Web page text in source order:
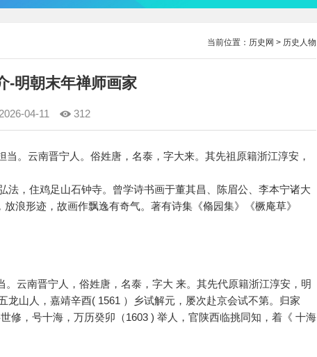
当前位置： 历史网 > 历史人物
-明朝末年禅师画家
2026-04-11 312
当。云南晋宁人。俗姓唐，名泰，字大来。其先祖原籍浙江淳安，
法，住鸡足山石钟寺。曾学诗书画于董其昌、陈眉公、李本宁诸大
浪形迹，故画作飘逸有奇气。著有诗集《翛园集》《橛庵草》
云南晋宁人，俗姓唐，名泰，字大 来。其先代原籍浙江淳安，明
山人，嘉靖辛酉( 1561 ）乡试解元，屡次赴京会试不第。归家
修，号十海，万历癸卯（1603 ) 举人，官陕西临挑同知，着《 十海